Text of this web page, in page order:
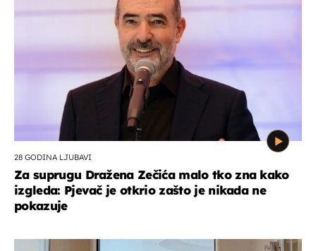
28 GODINA LJUBAVI
Za suprugu Dražena Zečića malo tko zna kako
izgleda: Pjevač je otkrio zašto je nikada ne
pokazuje